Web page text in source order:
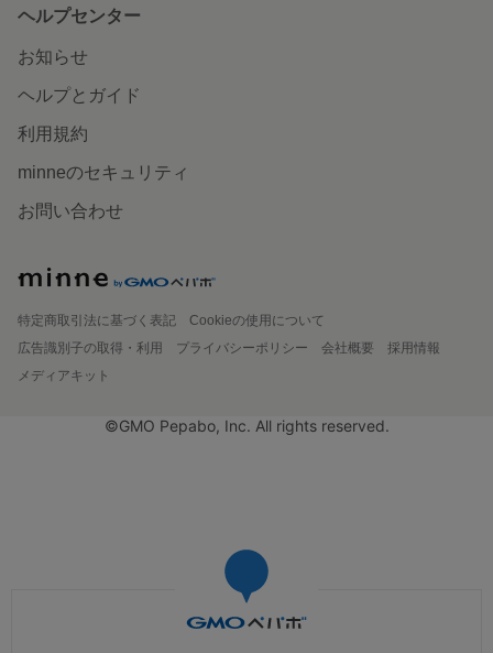
ヘルプセンター
お知らせ
ヘルプとガイド
利用規約
minneのセキュリティ
お問い合わせ
特定商取引法に基づく表記
Cookieの使用について
広告識別子の取得・利用
プライバシーポリシー 会社概要
採用情報
メディアキット
©GMO Pepabo, Inc. All rights reserved.